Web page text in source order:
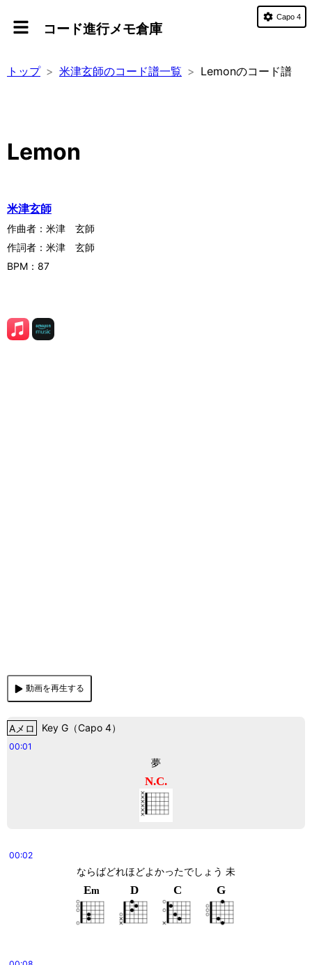
コード進行メモ倉庫
トップ 米津玄師のコード譜一覧 Lemonのコード譜
Lemon
米津玄師
作曲者： 米津 玄師
作詞者： 米津 玄師
BPM： 87
Capo 4
動画を再生する
Aメロ Key G（Capo 4）
00:01
夢
N.C.
00:02
ならばどれほどよかったでしょう 未
Em D C G